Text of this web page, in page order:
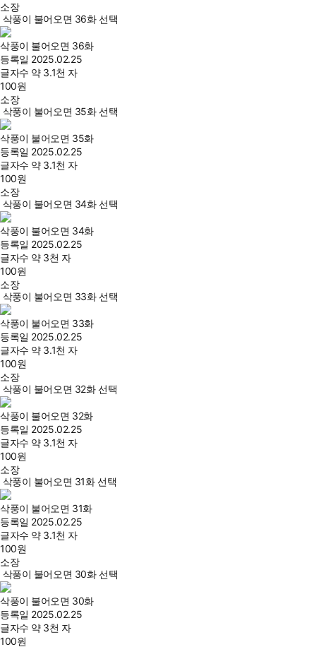
소장
삭풍이 불어오면 36화 선택
삭풍이 불어오면 36화
등록일 2025.02.25
글자수 약 3.1천 자
100원
소장
삭풍이 불어오면 35화 선택
삭풍이 불어오면 35화
등록일 2025.02.25
글자수 약 3.1천 자
100원
소장
삭풍이 불어오면 34화 선택
삭풍이 불어오면 34화
등록일 2025.02.25
글자수 약 3천 자
100원
소장
삭풍이 불어오면 33화 선택
삭풍이 불어오면 33화
등록일 2025.02.25
글자수 약 3.1천 자
100원
소장
삭풍이 불어오면 32화 선택
삭풍이 불어오면 32화
등록일 2025.02.25
글자수 약 3.1천 자
100원
소장
삭풍이 불어오면 31화 선택
삭풍이 불어오면 31화
등록일 2025.02.25
글자수 약 3.1천 자
100원
소장
삭풍이 불어오면 30화 선택
삭풍이 불어오면 30화
등록일 2025.02.25
글자수 약 3천 자
100원